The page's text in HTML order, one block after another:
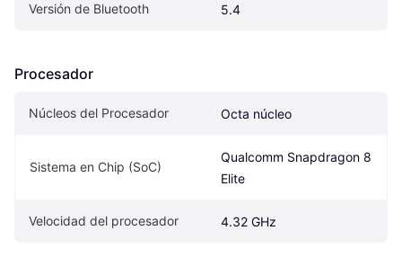
Versión de Bluetooth 5.4
Procesador
Núcleos del Procesador Octa núcleo
Sistema en Chip (SoC)
Qualcomm Snapdragon 8
Elite
Velocidad del procesador 4.32 GHz